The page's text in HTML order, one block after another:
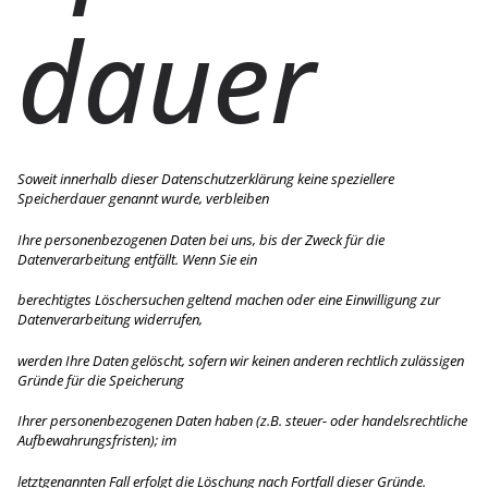
dauer
Soweit innerhalb dieser Datenschutzerklärung keine speziellere
Speicherdauer genannt wurde, verbleiben
Ihre personenbezogenen Daten bei uns, bis der Zweck für die
Datenverarbeitung entfällt. Wenn Sie ein
berechtigtes Löschersuchen geltend machen oder eine Einwilligung zur
Datenverarbeitung widerrufen,
werden Ihre Daten gelöscht, sofern wir keinen anderen rechtlich zulässigen
Gründe für die Speicherung
Ihrer personenbezogenen Daten haben (z.B. steuer- oder handelsrechtliche
Aufbewahrungsfristen); im
letztgenannten Fall erfolgt die Löschung nach Fortfall dieser Gründe.